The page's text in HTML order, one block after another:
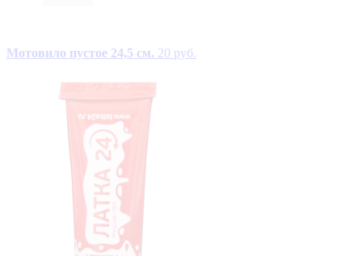
Мотовило пустое 24,5 см. 20 руб.